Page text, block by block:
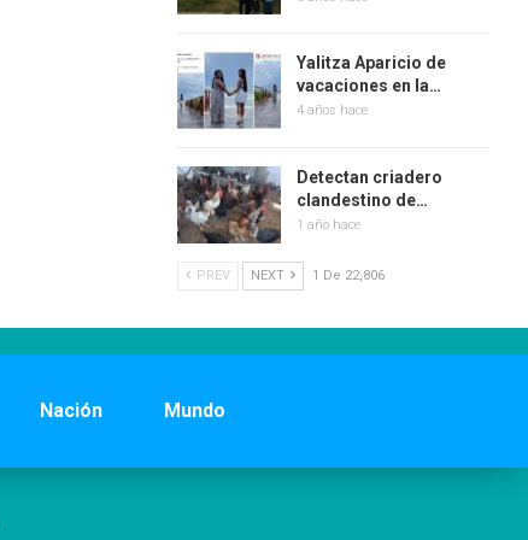
Yalitza Aparicio de
vacaciones en la…
4 años hace
Detectan criadero
clandestino de…
1 año hace
PREV NEXT 1 De 22,806
Nación Mundo